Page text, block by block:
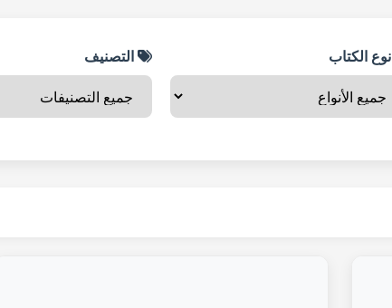
نوع الكتاب التصنيف